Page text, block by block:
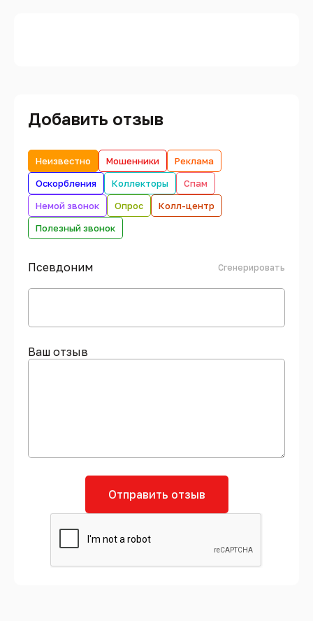
Добавить отзыв
Неизвестно Мошенники
Реклама
Оскорбления
Коллекторы
Спам
Немой звонок
Опрос
Колл-центр
Полезный звонок
Псевдоним Сгенерировать
Ваш отзыв
Отправить отзыв